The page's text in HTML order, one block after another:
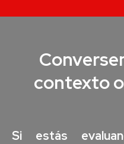
contexto
Si estás